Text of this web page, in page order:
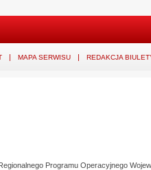
MAPA SERWISU REDAKCJA
Programu Operacyjnego